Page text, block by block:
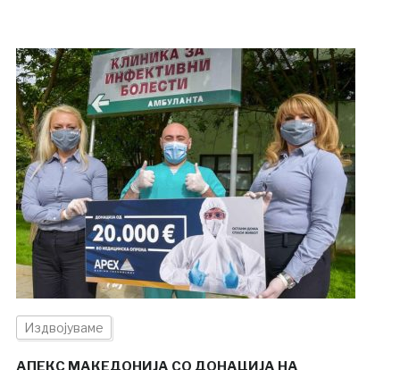
Издвојуваме
АПЕКС МАКЕДОНИЈА СО ДОНАЦИЈА НА